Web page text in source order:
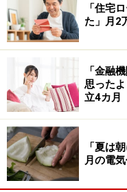
る金額も知れている
問題。60歳までにい
りないのでいつも計
「朝食はドラッ
今回のボーナスは「
あり、具体的には「
残りはNISAに3万円
す。
「住宅
た」月2
「金融
思った
立4カ月
「夏は
月の電